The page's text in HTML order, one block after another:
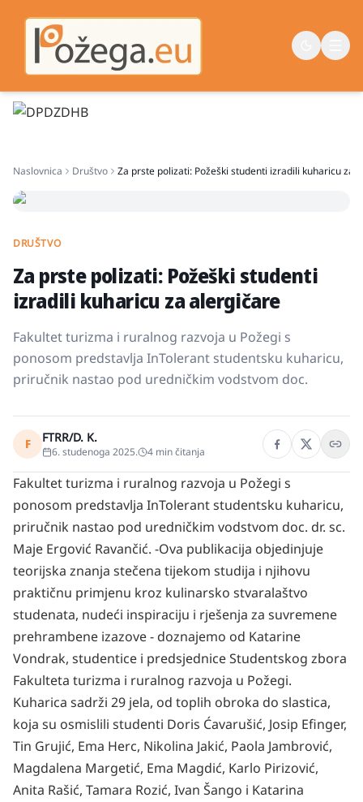
Vijesti
Život
Naslovnica Društvo Za prste polizati: Požeški studenti izradili kuharicu za
DRUŠTVO
Za prste polizati: Požeški studenti
izradili kuharicu za alergičare
Fakultet turizma i ruralnog razvoja u Požegi s
ponosom predstavlja InTolerant studentsku kuharicu,
priručnik nastao pod uredničkim vodstvom doc.
F FTRR/D. K.
6. studenoga 2025. 4 min čitanja
Fakultet turizma i ruralnog razvoja u Požegi s
ponosom predstavlja InTolerant studentsku kuharicu,
priručnik nastao pod uredničkim vodstvom doc. dr. sc.
Maje Ergović Ravančić. -Ova publikacija objedinjuje
teorijska znanja stečena tijekom studija i njihovu
praktičnu primjenu kroz kulinarsko stvaralaštvo
studenata, nudeći inspiraciju i rješenja za suvremene
prehrambene izazove - doznajemo od Katarine
Vondrak, studentice i predsjednice Studentskog zbora
Fakulteta turizma i ruralnog razvoja u Požegi.
Kuharica sadrži 29 jela, od toplih obroka do slastica,
koja su osmislili studenti Doris Ćavarušić, Josip Efinger,
Tin Grujić, Ema Herc, Nikolina Jakić, Paola Jambrović,
Magdalena Margetić, Ema Magdić, Karlo Pirizović,
Anita Rašić, Tamara Rozić, Ivan Šango i Katarina